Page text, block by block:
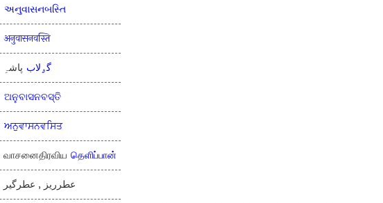
અનુવાસનબસ્તિ
अनुवासनवस्ति
گۄلاب پاشہِ
ଅନୁବାସନବସ୍ତି
ਅਨੁਵਾਸਨਵਸਿਤ
வாசனைதிரவிய தெளிப்பான்
عطرریز , عطرگیر